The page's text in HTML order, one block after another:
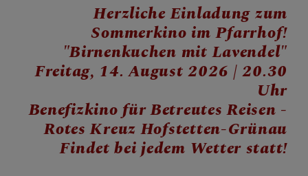
PFARRE - KIRCHE
SAKRAMENTE
Herzliche Einladung zum
Sommerkino im Pfarrhof!
"Birnenkuchen mit Lavendel"
Freitag, 14. August 2026 | 20.30
Uhr
Benefizkino für Betreutes Reisen -
Rotes Kreuz Hofstetten-Grünau
Findet bei jedem Wetter statt!